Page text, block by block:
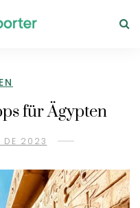
für Ägypten
DE 2023